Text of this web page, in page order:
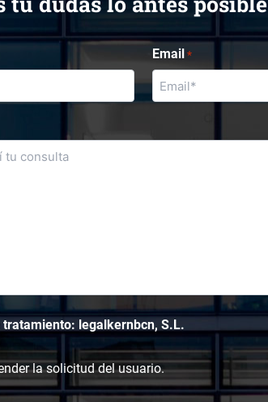
Email *
tratamiento: legalkernbcn, S.L.
la solicitud del usuario.